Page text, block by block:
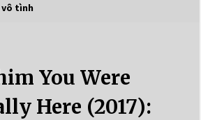
tình
You Were
Here (2017):